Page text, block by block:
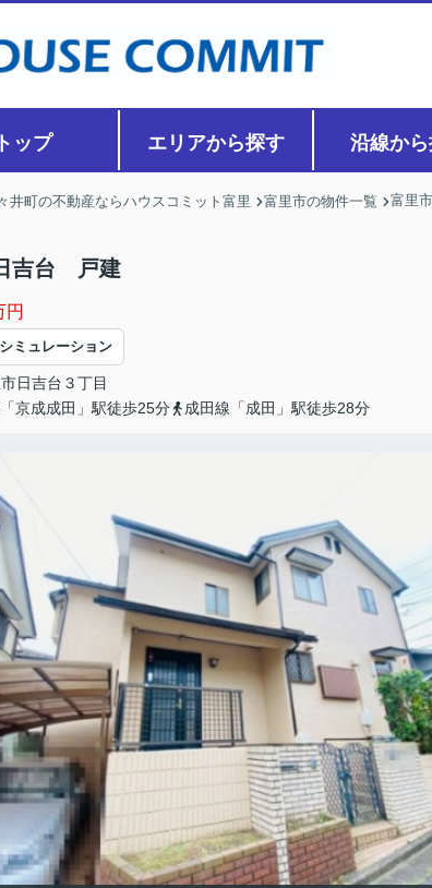
トップ エリアから探す 沿線か
井町の不動産ならハウスコミット富里 富里市の物件一覧 富里
吉台 戸建
円
ミュレーション
日吉台 ３丁目
京成成田」駅徒歩25分
成田線「成田」駅徒歩28分